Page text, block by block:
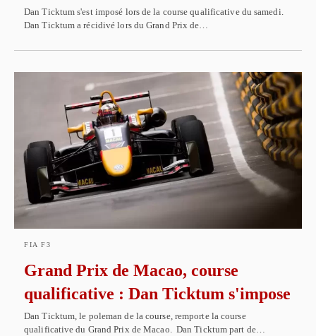
Dan Ticktum s'est imposé lors de la course qualificative du samedi.
Dan Ticktum a récidivé lors du Grand Prix de…
FIA F3
Grand Prix de Macao, course
qualificative : Dan Ticktum s'impose
Dan Ticktum, le poleman de la course, remporte la course
qualificative du Grand Prix de Macao. Dan Ticktum part de…